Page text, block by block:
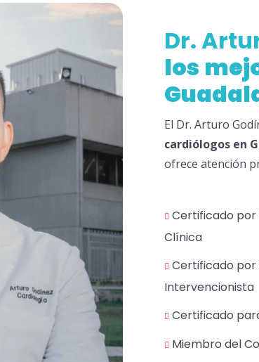
Dr.
los
El Dr. Arturo
cardiólogos en
ofrece atención
Certificado por
Clínica
Certificado por
Intervencionista
Certificado
Miembro del